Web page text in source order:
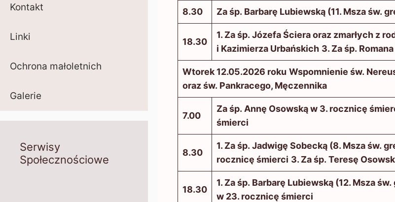
8.30 Za śp. Barbarę Lubiewską (11. Msza św.
18.30
1. Za śp. Józefa Ściera oraz zmarłych z
i Kazimierza Urbańskich 3. Za śp.
Wtorek 12.05.2026 roku Wspomnienie św.
oraz św. Pankracego, Męczennika
7.00
Za śp. Annę Osowską w 3. rocznicę
śmierci
8.30
1. Za śp. Jadwigę Sobecką (8. Msza św.
rocznicę śmierci 3. Za śp. Teresę
18.30
1. Za śp. Barbarę Lubiewską (12. Msza
w 23. rocznicę śmierci
Kontakt
Linki
Ochrona małoletnich
Galerie
Serwisy
Społecznościowe